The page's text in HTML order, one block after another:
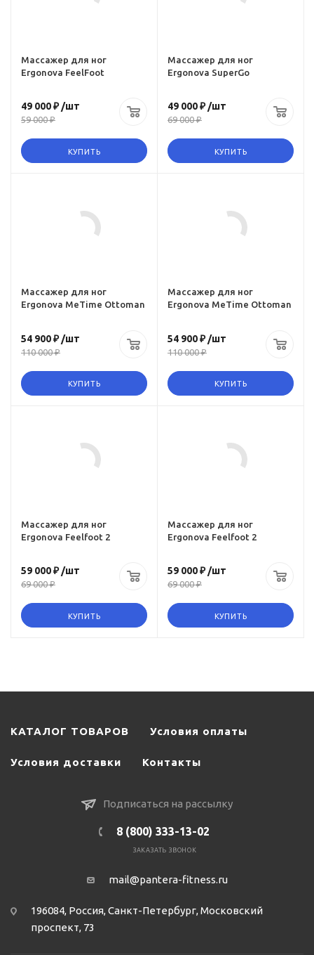
Массажер для ног
Ergonova FeelFoot
49 000 ₽/шт
59 000 ₽
КУПИТЬ
product, massazher-
Массажер для ног
Ergonova SuperGo
49 000 ₽/шт
69 000 ₽
КУПИТЬ
Массажер для ног
Ergonova MeTime Ottoman
54 900 ₽/шт
110 000 ₽
КУПИТЬ
www.omegagym.ru,
product, massazher-
Массажер для ног
Ergonova MeTime Ottoman
54 900 ₽/шт
110 000 ₽
КУПИТЬ
Массажер для ног
Ergonova Feelfoot 2
59 000 ₽/шт
69 000 ₽
КУПИТЬ
www.omegagym.ru,
product, massazher-
Массажер для ног
Ergonova Feelfoot 2
59 000 ₽/шт
69 000 ₽
КУПИТЬ
КАТАЛОГ ТОВАРОВ Условия оплаты
Условия доставки Контакты
Подписаться на рассылку
8 (800) 333-13-02
ЗАКАЗАТЬ ЗВОНОК
mail@pantera-fitness.ru
196084, Россия, Санкт-Петербург, Московский
проспект, 73